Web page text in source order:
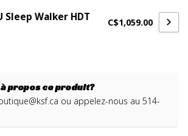
Sleep Walker HDT C$1,059.00
propos ce produit?
ou appelez-nous au 514-